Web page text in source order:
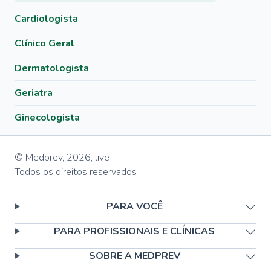
Cardiologista
Clínico Geral
Dermatologista
Geriatra
Ginecologista
© Medprev, 2026, live
Todos os direitos reservados
PARA VOCÊ
PARA PROFISSIONAIS E CLÍNICAS
SOBRE A MEDPREV